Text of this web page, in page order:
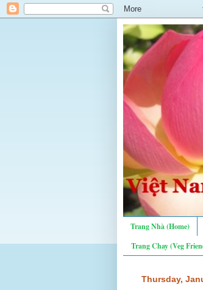
Trang Nhà (Home)
Trang Chay (Veg
Thursday,